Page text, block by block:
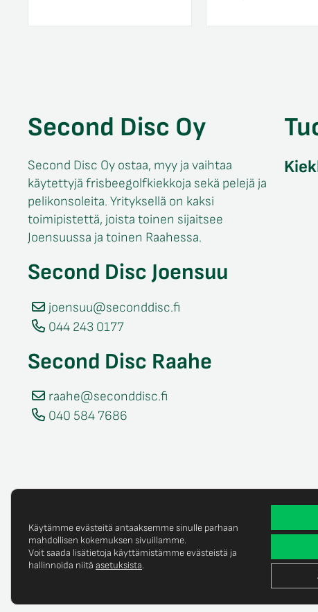
Second Disc Oy
Second Disc Oy ostaa, myy ja vaihtaa
käytettyjä frisbeegolfkiekkoja sekä pelejä ja
pelikonsoleita. Yrityksellä on kaksi
toimipistettä, joista toinen sijaitsee
Joensuussa ja toinen Raahessa.
Second Disc Joensuu
joensuu@seconddisc.fi
044 243 0177
Second Disc Raahe
raahe@seconddisc.fi
040 584 7686
© Copyright 2025 Second Disc Oy Tietosuojaseloste
Käytämme evästeitä antaaksemme sinulle parhaan
mahdollisen kokemuksen sivuillamme.
Voit saada lisätietoja käyttämistämme evästeistä ja
hallinnoida niitä asetuksista.